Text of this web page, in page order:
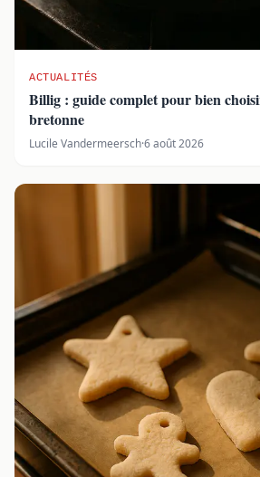
ACTUALITÉS
Billig : guide complet pour bien
bretonne
Lucile Vandermeersch·6 août 2026